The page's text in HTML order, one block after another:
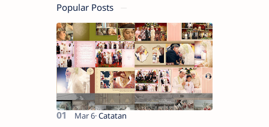
Creative
(video
editing,
motion
graphics
design,
dan
graphic
design)
sejak
2008.
Popular Posts